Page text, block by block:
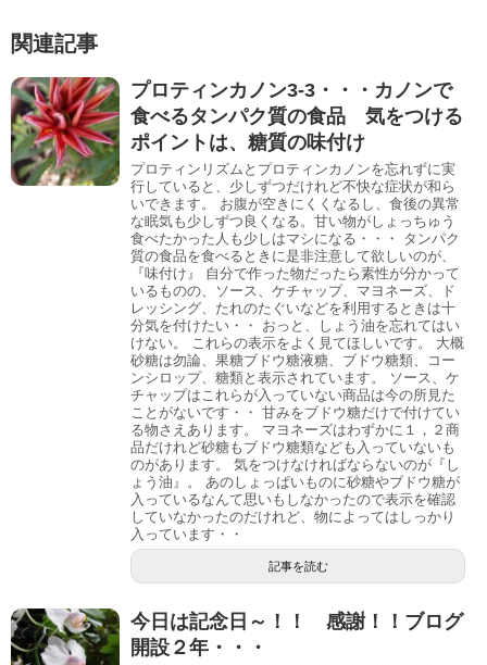
関連記事
プロティンカノン3-3・・・カノンで
食べるタンパク質の食品 気をつける
ポイントは、糖質の味付け
プロティンリズムとプロティンカノンを忘れずに実
行していると、少しずつだけれど不快な症状が和ら
いできます。 お腹が空きにくくなるし、食後の異常
な眠気も少しずつ良くなる。甘い物がしょっちゅう
食べたかった人も少しはマシになる・・・ タンパク
質の食品を食べるときに是非注意して欲しいのが、
『味付け』 自分で作った物だったら素性が分かって
いるものの、ソース、ケチャップ、マヨネーズ、ド
レッシング、たれのたぐいなどを利用するときは十
分気を付けたい・・ おっと、しょう油を忘れてはい
けない。 これらの表示をよく見てほしいです。 大概
砂糖は勿論、果糖ブドウ糖液糖、ブドウ糖類、コー
ンシロップ、糖類と表示されています。 ソース、ケ
チャップはこれらが入っていない商品は今の所見た
ことがないです・・ 甘みをブドウ糖だけで付けてい
る物さえあります。 マヨネーズはわずかに１，２商
品だけれど砂糖もブドウ糖類なども入っていないも
のがあります。 気をつけなければならないのが『し
ょう油』。 あのしょっぱいものに砂糖やブドウ糖が
入っているなんて思いもしなかったので表示を確認
していなかったのだけれど、物によってはしっかり
入っています・・
記事を読む
今日は記念日～！！ 感謝！！ブログ
開設２年・・・